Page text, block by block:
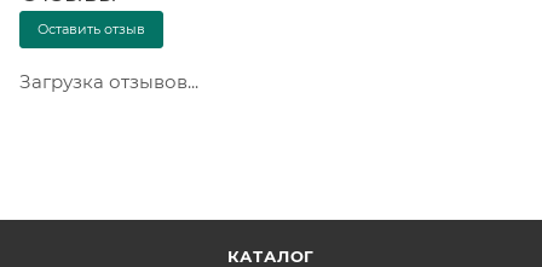
Оставить отзыв
Загрузка отзывов...
КАТАЛОГ